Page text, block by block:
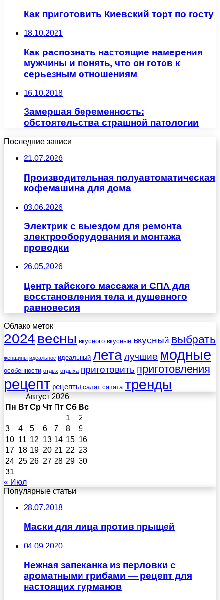
Как приготовить Киевский торт по госту
18.10.2021
Как распознать настоящие намерения
мужчины и понять, что он готов к
серьезным отношениям
16.10.2018
Замершая беременность:
обстоятельства страшной патологии
Последние записи
21.07.2026
Производительная полуавтоматическая
кофемашина для дома
03.06.2026
Электрик с выездом для ремонта
электрооборудования и монтажа
проводки
26.05.2026
Центр тайского массажа и СПА для
восстановления тела и душевного
равновесия
Облако меток
2024 весны вкусного вкусные вкусный выбрать
женщины идеальное идеальный леталучшие модные
особенности отдых отдыха приготовить приготовления
рецепт рецепты салат салата тренды
Август 2026
Пн Вт Ср Чт Пт Сб Вс
1
2
3
4 5 6 7 8
9
10 11 12 13 14 15 16
17 18 19 20 21 22 23
24 25 26 27 28 29 30
31
« Июл
Популярные статьи
28.07.2018
Маски для лица против прыщей
04.09.2020
Нежная запеканка из перловки с
ароматными грибами — рецепт для
настоящих гурманов